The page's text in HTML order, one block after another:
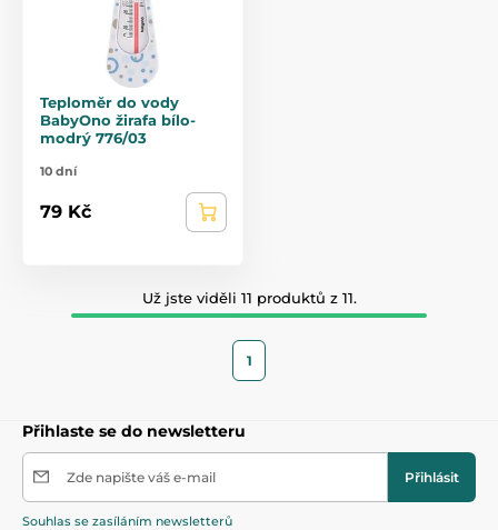
Teploměr do vody
BabyOno žirafa bílo-
modrý 776/03
10 dní
79 Kč
Už jste viděli 11 produktů z 11.
1
Přihlaste se do newsletteru
Zde napište váš e-mail Přihlásit
Souhlas se zasíláním newsletterů